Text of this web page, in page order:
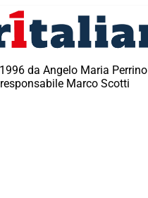
da Angelo Maria Perrino
Marco Scotti